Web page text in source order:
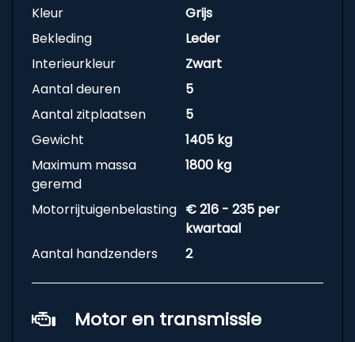
Kleur
Grijs
Bekleding
Leder
Interieurkleur
Zwart
Aantal deuren
5
Aantal zitplaatsen
5
Gewicht
1405 kg
Maximum massa
geremd
1800 kg
Motorrijtuigenbelasting € 216 - 235 per
kwartaal
Aantal handzenders
2
Motor en transmissie